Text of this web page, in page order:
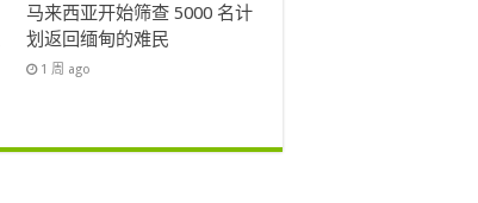
马来西亚开始筛查 5000 名计
划返回缅甸的难民
1 周 ago